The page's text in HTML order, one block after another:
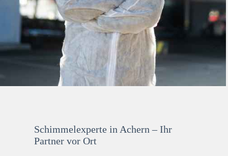
Schimmelexperte in Achern – Ihr
Partner vor Ort